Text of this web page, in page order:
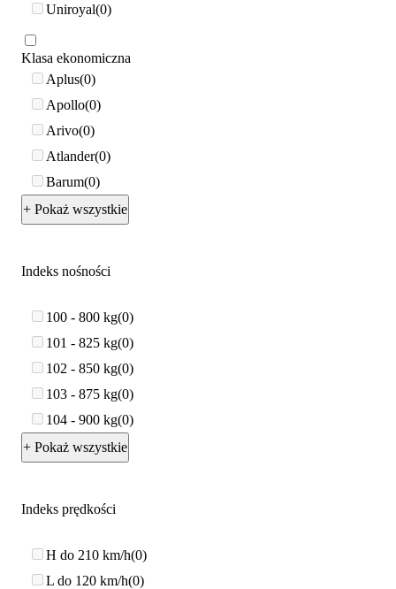
Uniroyal 0
Klasa ekonomiczna
Aplus 0
Apollo 0
Arivo 0
Atlander 0
Barum 0
+ Pokaż wszystkie
Indeks nośności
100 - 800 kg 0
101 - 825 kg 0
102 - 850 kg 0
103 - 875 kg 0
104 - 900 kg 0
+ Pokaż wszystkie
Indeks prędkości
H do 210 km/h 0
L do 120 km/h 0